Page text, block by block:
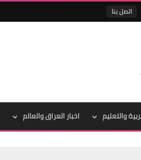
اتصل بنا
والتعليم اخبار العراق والعالم